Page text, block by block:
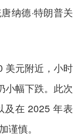
纳德·特朗普关
美元附近，小时
小幅下跌。此次
及在 2025 年表
谨慎。